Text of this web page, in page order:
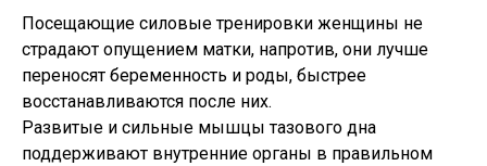
Посещающие силовые тренировки женщины не
страдают опущением матки, напротив, они лучше
переносят беременность и роды, быстрее
восстанавливаются после них.
Развитые и сильные мышцы тазового дна
поддерживают внутренние органы в правильном